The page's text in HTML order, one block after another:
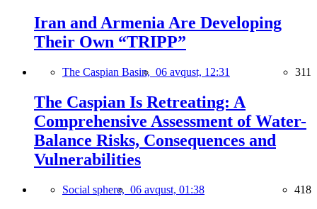
Iran and Armenia Are Developing
Their Own “TRIPP”
The Caspian Basin, 06 avqust, 12:31 311
The Caspian Is Retreating: A
Comprehensive Assessment of Water-
Balance Risks, Consequences and
Vulnerabilities
Social sphere, 06 avqust, 01:38 418